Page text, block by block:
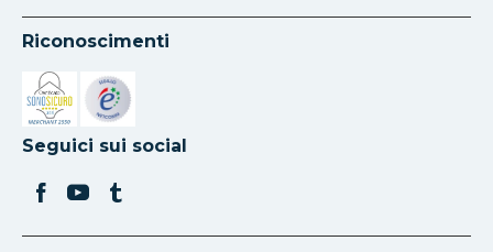
Riconoscimenti
Si apre in una nuova scheda
Si apre in una nuova scheda
Seguici sui social